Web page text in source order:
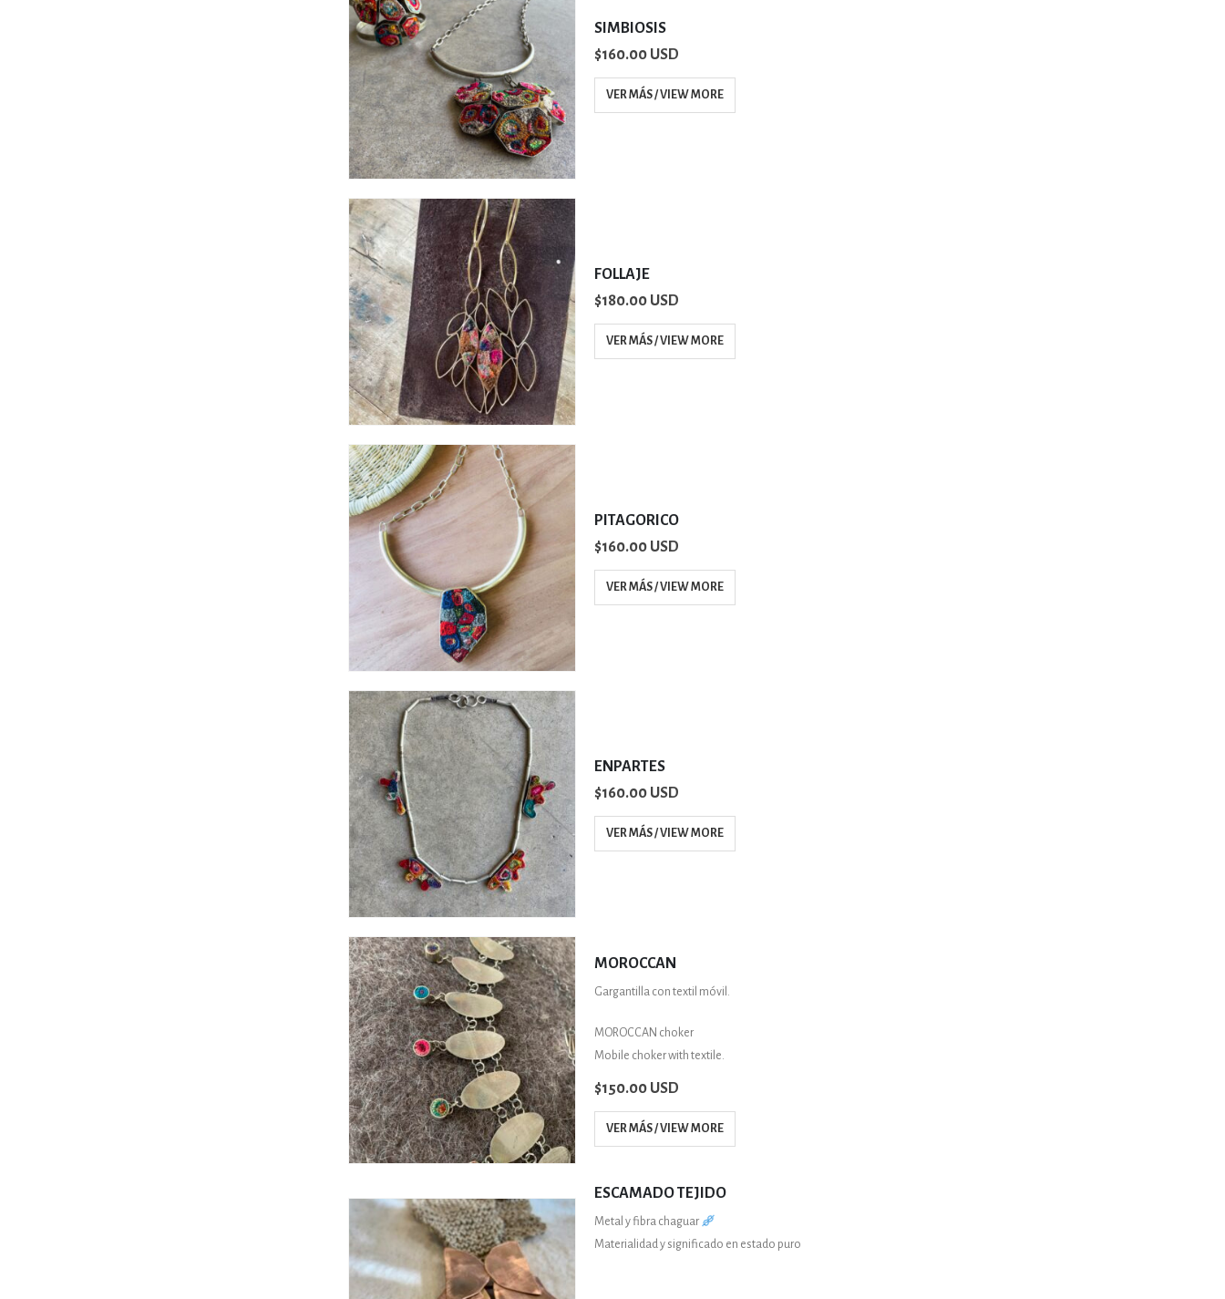
SIMBIOSIS
$160.00 USD
VER MÁS / VIEW MORE
FOLLAJE
$180.00 USD
VER MÁS / VIEW MORE
PITAGORICO
$160.00 USD
VER MÁS / VIEW MORE
ENPARTES
$160.00 USD
VER MÁS / VIEW MORE
MOROCCAN
Gargantilla con textil móvil.
MOROCCAN choker
Mobile choker with textile.
$150.00 USD
VER MÁS / VIEW MORE
ESCAMADO TEJIDO
Metal y fibra chaguar
Materialidad y significado en estado puro